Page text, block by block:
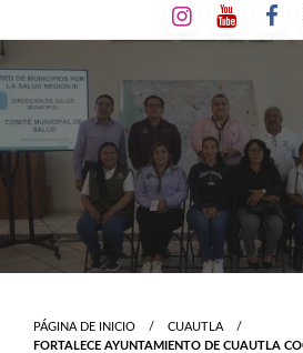
al
contenido
PÁGINA DE INICIO
CUAUTLA
FORTALECE AYUNTAMIENTO DE CUAUTLA